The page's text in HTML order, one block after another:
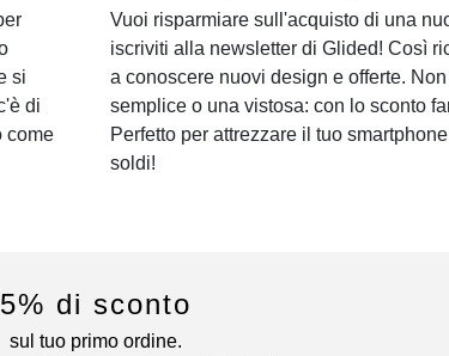
si
di
come
Vuoi risparmiare sull'acquisto di una
iscriviti alla newsletter di Glided! Così
a conoscere nuovi design e offerte.
semplice o una vistosa: con lo sconto
Perfetto per attrezzare il tuo
soldi!
5% di sconto
sul tuo primo ordine.